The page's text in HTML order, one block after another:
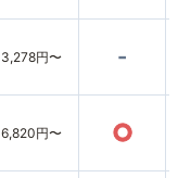
3,278円〜 -
6,820円〜 ○